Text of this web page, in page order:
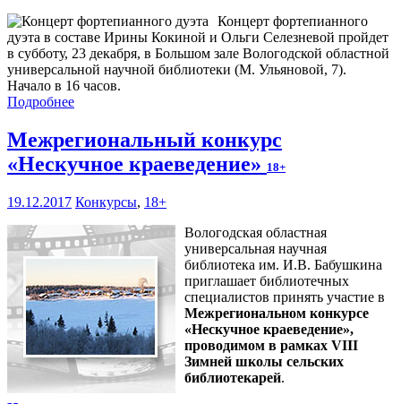
Концерт фортепианного
дуэта в составе Ирины Кокиной и Ольги Селезневой пройдет
в субботу, 23 декабря, в Большом зале Вологодской областной
универсальной научной библиотеки (М. Ульяновой, 7).
Начало в 16 часов.
Подробнее
Межрегиональный конкурс
«Нескучное краеведение» 18+
19.12.2017 Конкурсы, 18+
Вологодская областная
универсальная научная
библиотека им. И.В. Бабушкина
приглашает библиотечных
специалистов принять участие в
Межрегиональном конкурсе
«Нескучное краеведение»,
проводимом в рамках VIII
Зимней школы сельских
библиотекарей.